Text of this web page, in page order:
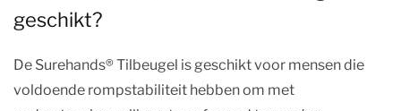
geschikt?
De Surehands® Tilbeugel is geschikt voor mensen die
voldoende rompstabiliteit hebben om met